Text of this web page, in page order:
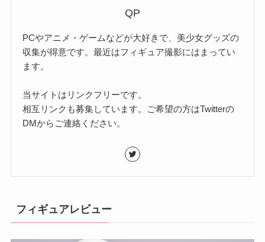
QP
PCやアニメ・ゲームなどが大好きで、美少女グッズの
収集が得意です。最近はフィギュア撮影にはまってい
ます。
当サイトはリンクフリーです。
相互リンクも募集しています。ご希望の方はTwitterの
DMからご連絡ください。
フィギュアレビュー